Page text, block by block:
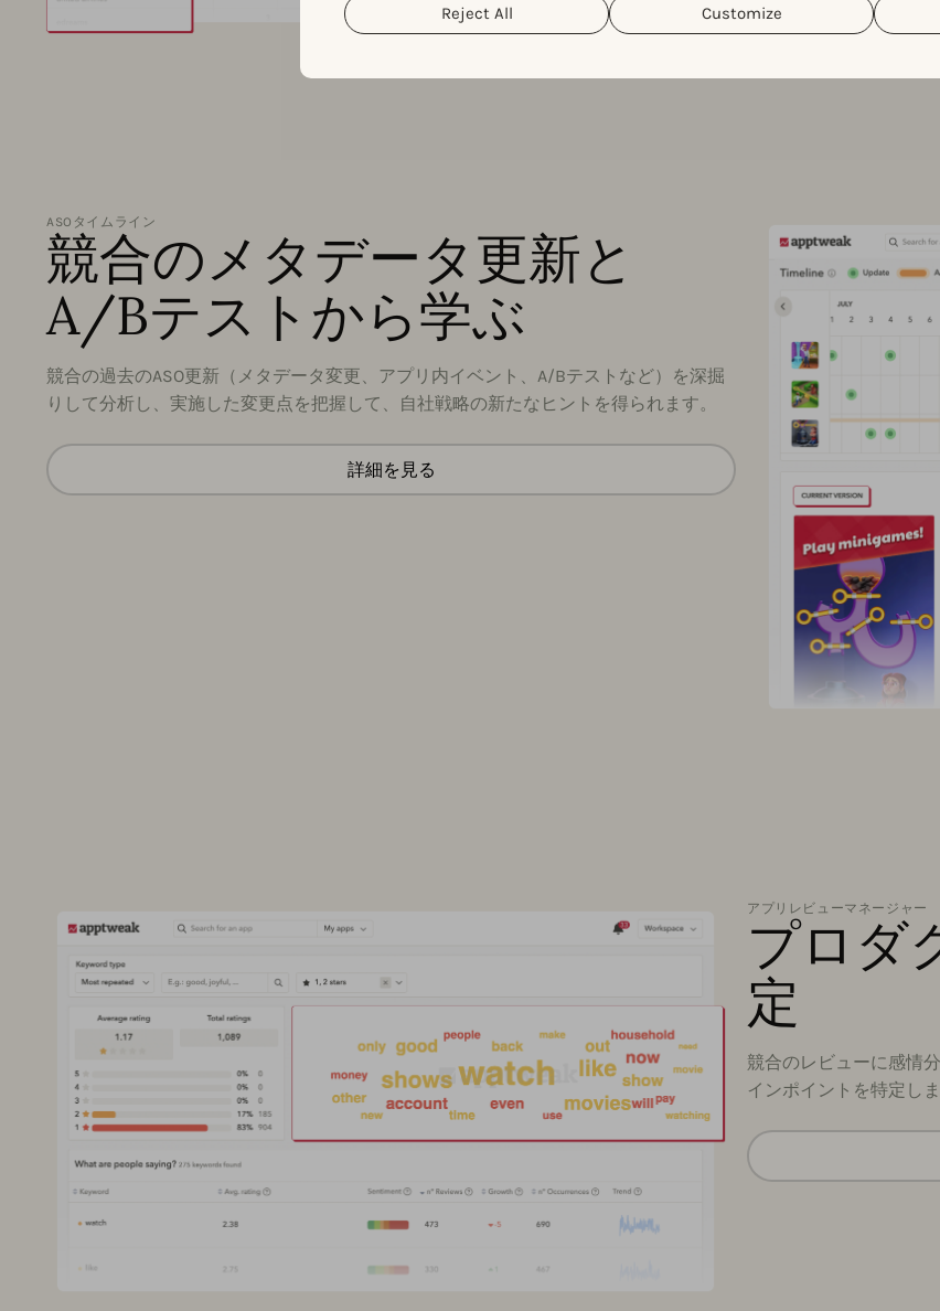
Reject All Customize
ASOタイムライン
競合のメタデータ更新と
A/Bテストから学ぶ
競合の過去のASO更新（メタデータ変更、アプリ内イベント、A/Bテストなど）を深掘
りして分析し、実施した変更点を把握して、自社戦略の新たなヒントを得られます。
詳細を見る
アプリレビューマネージャー
プロダ
定
競合のレビューに感情
インポイントを特定しま